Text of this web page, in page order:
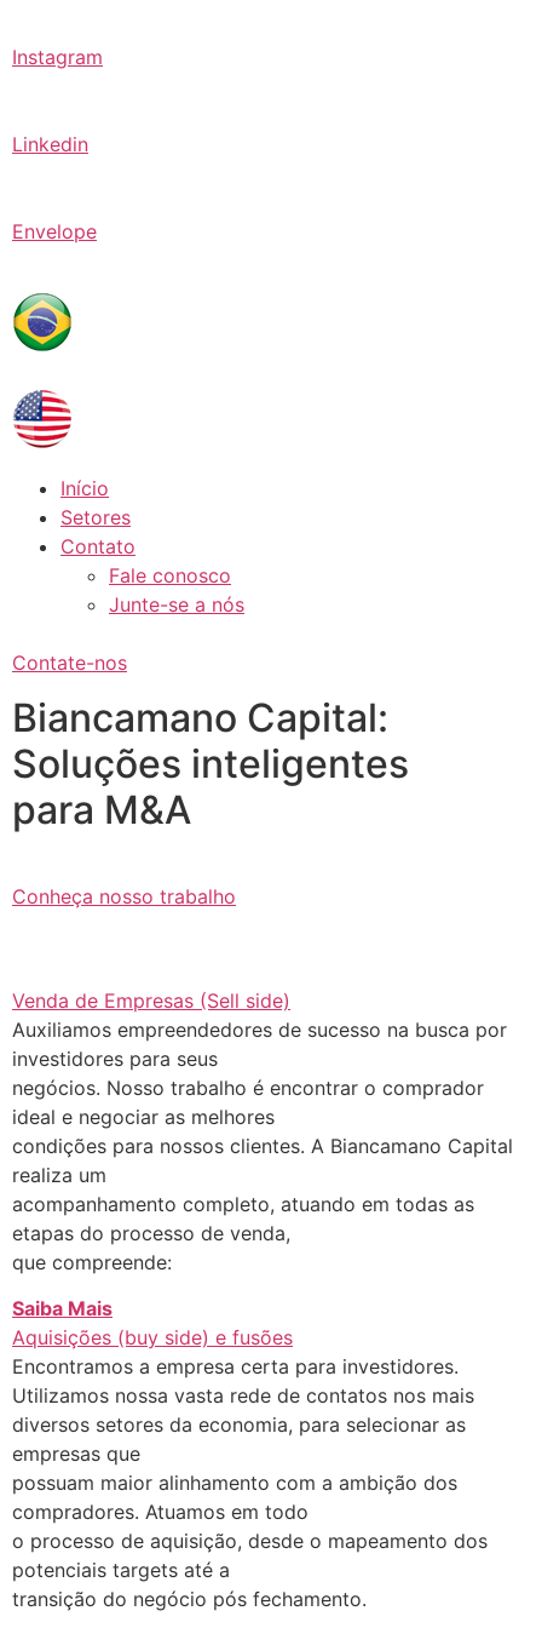
Instagram
Linkedin
Envelope
Início
Setores
Contato
Fale conosco
Junte-se a nós
Contate-nos
Biancamano Capital:
Soluções inteligentes
para M&A
Conheça nosso trabalho
Venda de Empresas (Sell side)
Auxiliamos empreendedores de sucesso na busca por
investidores para seus
negócios. Nosso trabalho é encontrar o comprador
ideal e negociar as melhores
condições para nossos clientes. A Biancamano Capital
realiza um
acompanhamento completo, atuando em todas as
etapas do processo de venda,
que compreende:
Saiba Mais
Aquisições (buy side) e fusões
Encontramos a empresa certa para investidores.
Utilizamos nossa vasta rede de contatos nos mais
diversos setores da economia, para selecionar as
empresas que
possuam maior alinhamento com a ambição dos
compradores. Atuamos em todo
o processo de aquisição, desde o mapeamento dos
potenciais targets até a
transição do negócio pós fechamento.